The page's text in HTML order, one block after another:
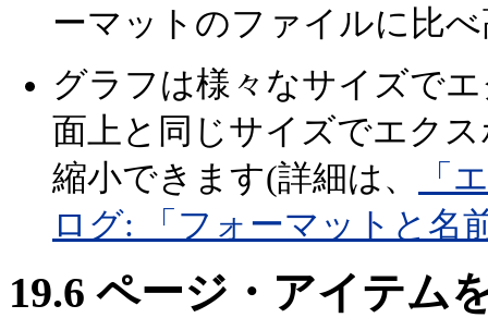
ーマットのファイルに比
グラフは様々なサイズで
面上と同じサイズでエク
縮小できます(詳細は、
「
ログ: 「フォーマットと名
19.6 ページ・アイテム